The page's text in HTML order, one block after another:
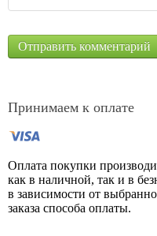
Принимаем к оплате
Оплата покупки
как в наличной, так и в
в зависимости от
заказа способа оплаты.